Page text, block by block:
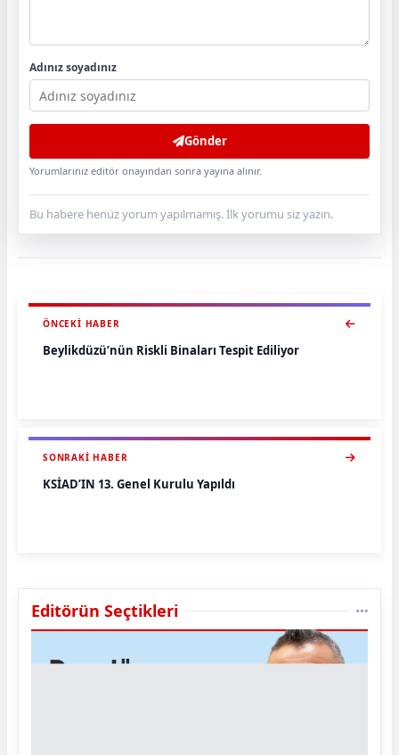
Adınız soyadınız
Gönder
Yorumlarınız editör onayından sonra yayına alınır.
Bu habere henüz yorum yapılmamış. İlk yorumu siz yazın.
ÖNCEKI HABER
Beylikdüzü’nün Riskli Binaları Tespit Ediliyor
SONRAKI HABER
KSİAD’IN 13. Genel Kurulu Yapıldı
Editörün Seçtikleri